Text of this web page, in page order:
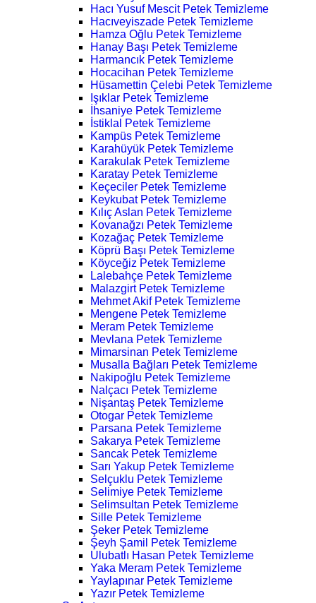
Hacı Yusuf Mescit Petek Temizleme
Hacıveyiszade Petek Temizleme
Hamza Oğlu Petek Temizleme
Hanay Başı Petek Temizleme
Harmancık Petek Temizleme
Hocacihan Petek Temizleme
Hüsamettin Çelebi Petek Temizleme
Işıklar Petek Temizleme
İhsaniye Petek Temizleme
İstiklal Petek Temizleme
Kampüs Petek Temizleme
Karahüyük Petek Temizleme
Karakulak Petek Temizleme
Karatay Petek Temizleme
Keçeciler Petek Temizleme
Keykubat Petek Temizleme
Kılıç Aslan Petek Temizleme
Kovanağzı Petek Temizleme
Kozağaç Petek Temizleme
Köprü Başı Petek Temizleme
Köyceğiz Petek Temizleme
Lalebahçe Petek Temizleme
Malazgirt Petek Temizleme
Mehmet Akif Petek Temizleme
Mengene Petek Temizleme
Meram Petek Temizleme
Mevlana Petek Temizleme
Mimarsinan Petek Temizleme
Musalla Bağları Petek Temizleme
Nakipoğlu Petek Temizleme
Nalçacı Petek Temizleme
Nişantaş Petek Temizleme
Otogar Petek Temizleme
Parsana Petek Temizleme
Sakarya Petek Temizleme
Sancak Petek Temizleme
Sarı Yakup Petek Temizleme
Selçuklu Petek Temizleme
Selimiye Petek Temizleme
Selimsultan Petek Temizleme
Sille Petek Temizleme
Şeker Petek Temizleme
Şeyh Şamil Petek Temizleme
Ulubatlı Hasan Petek Temizleme
Yaka Meram Petek Temizleme
Yaylapınar Petek Temizleme
Yazır Petek Temizleme